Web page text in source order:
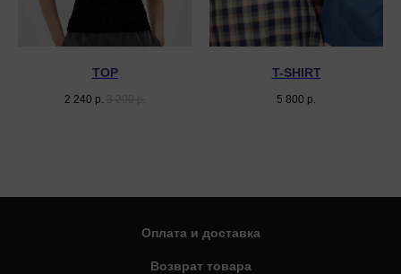
TOP
2 240 р.
T-SHIRT
5 800 р.
Оплата и доставка
Возврат товара